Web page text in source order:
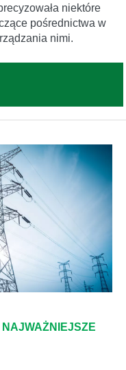
niektóre
pośrednictwa w
nimi.